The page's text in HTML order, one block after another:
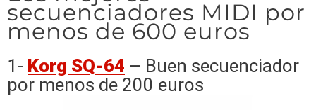
secuenciadores MIDI por
menos de 600 euros
1- Korg SQ-64 – Buen secuenciador
por menos de 200 euros